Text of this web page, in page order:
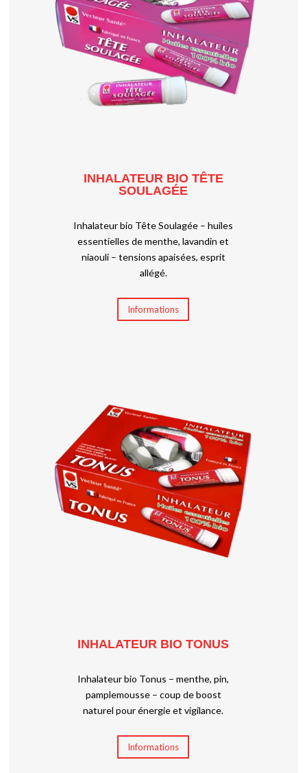
INHALATEUR BIO TÊTE
SOULAGÉE
Inhalateur bio Tête Soulagée – huiles
essentielles de menthe, lavandin et
niaouli – tensions apaisées, esprit
allégé.
Informations
INHALATEUR BIO TONUS
Inhalateur bio Tonus – menthe, pin,
pamplemousse – coup de boost
naturel pour énergie et vigilance.
Informations